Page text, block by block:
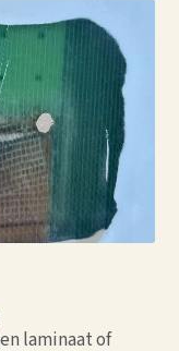
laminaat of